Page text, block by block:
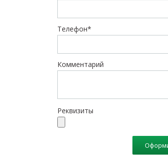
Телефон*
Комментарий
Реквизиты